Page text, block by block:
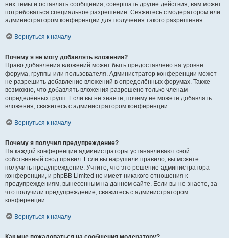
них темы и оставлять сообщения, совершать другие действия, вам может
потребоваться специальное разрешение. Свяжитесь с модератором или
администратором конференции для получения такого разрешения.
Вернуться к началу
Почему я не могу добавлять вложения?
Право добавления вложений может быть предоставлено на уровне
форума, группы или пользователя. Администратор конференции может
не разрешить добавление вложений в определённых форумах. Также
возможно, что добавлять вложения разрешено только членам
определённых групп. Если вы не знаете, почему не можете добавлять
вложения, свяжитесь с администратором конференции.
Вернуться к началу
Почему я получил предупреждение?
На каждой конференции администраторы устанавливают свой
собственный свод правил. Если вы нарушили правило, вы можете
получить предупреждение. Учтите, что это решение администратора
конференции, и phpBB Limited не имеет никакого отношения к
предупреждениям, вынесенным на данном сайте. Если вы не знаете, за
что получили предупреждение, свяжитесь с администратором
конференции.
Вернуться к началу